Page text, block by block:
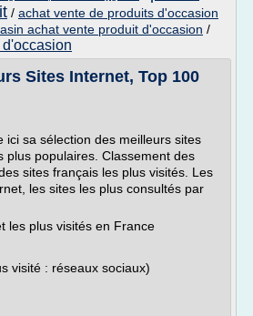
/ achat vente de produits d'occasion
achat vente produit d'occasion /
Sites Internet, Top 100
ici sa sélection des meilleurs sites
plus populaires. Classement des
sites français les plus visités. Les
les sites les plus consultés par
les plus visités en France
visité : réseaux sociaux)